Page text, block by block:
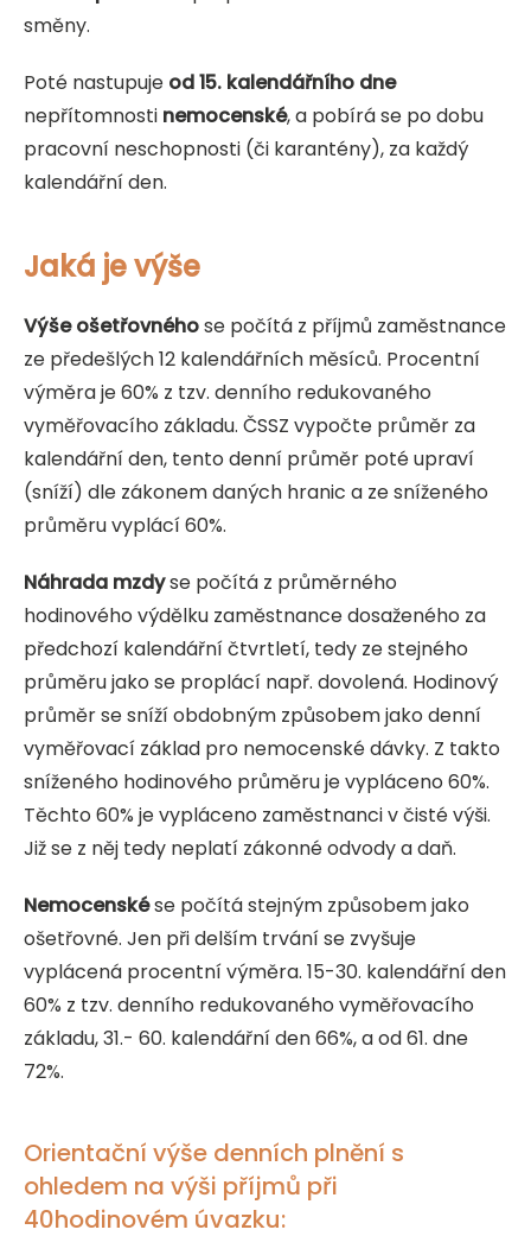
směny.
Poté nastupuje od 15. kalendářního dne
nepřítomnosti nemocenské, a pobírá se po dobu
pracovní neschopnosti (či karantény), za každý
kalendářní den.
Jaká je výše
Výše ošetřovnéhose počítá z příjmů zaměstnance
ze předešlých 12 kalendářních měsíců. Procentní
výměra je 60% z tzv. denního redukovaného
vyměřovacího základu. ČSSZ vypočte průměr za
kalendářní den, tento denní průměr poté upraví
(sníží) dle zákonem daných hranic a ze sníženého
průměru vyplácí 60%.
Náhrada mzdyse počítá z průměrného
hodinového výdělku zaměstnance dosaženého za
předchozí kalendářní čtvrtletí, tedy ze stejného
průměru jako se proplácí např. dovolená. Hodinový
průměr se sníží obdobným způsobem jako denní
vyměřovací základ pro nemocenské dávky. Z takto
sníženého hodinového průměru je vypláceno 60%.
Těchto 60% je vypláceno zaměstnanci v čisté výši.
Již se z něj tedy neplatí zákonné odvody a daň.
Nemocenskése počítá stejným způsobem jako
ošetřovné. Jen při delším trvání se zvyšuje
vyplácená procentní výměra. 15-30. kalendářní den
60% z tzv. denního redukovaného vyměřovacího
základu, 31.- 60. kalendářní den 66%, a od 61. dne
72%.
Orientační výše denních plnění s
ohledem na výši příjmů při
40hodinovém úvazku: